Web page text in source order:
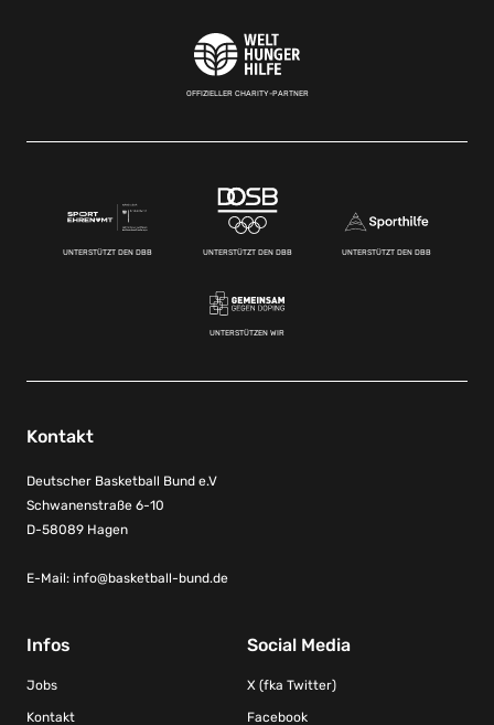
OFFIZIELLER CHARITY-PARTNER
UNTERSTÜTZT DEN DBB UNTERSTÜTZT DEN DBB UNTERSTÜTZT DEN DBB
UNTERSTÜTZEN WIR
Kontakt
Deutscher Basketball Bund e.V
Schwanenstraße 6-10
D-58089 Hagen
E-Mail: info@basketball-bund.de
Infos
Jobs
Kontakt
Social Media
X (fka Twitter)
Facebook